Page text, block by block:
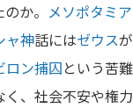
か。 メソポタミア
ャ神話にはゼウスが
ロン捕囚という苦
、社会不安や権